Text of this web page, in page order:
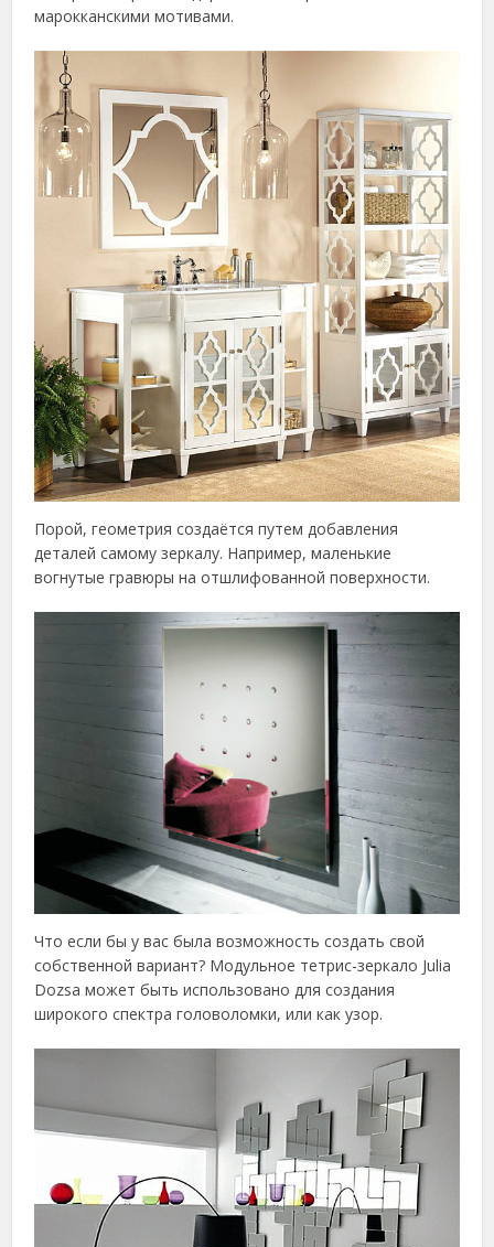
марокканскими мотивами.
Порой, геометрия создаётся путем добавления
деталей самому зеркалу. Например, маленькие
вогнутые гравюры на отшлифованной поверхности.
Что если бы у вас была возможность создать свой
собственной вариант? Модульное тетрис-зеркало Julia
Dozsa может быть использовано для создания
широкого спектра головоломки, или как узор.